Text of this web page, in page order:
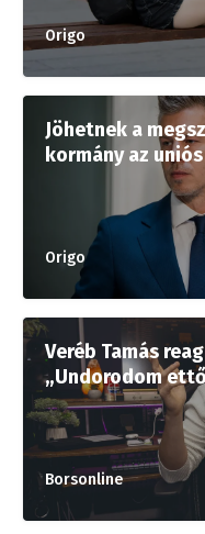
Origo
Jöhetnek a
kormány az
Origo
Veréb Tamás
„Undorodom
Borsonline